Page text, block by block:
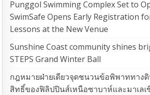
Punggol Swimming Complex Set to
SwimSafe Opens Early Registration
Lessons at the New Venue
Sunshine Coast community shines
STEPS Grand Winter Ball
กฎหมายฝ่ายเดียวจุดชนวนข้อพิพาททาง
สิทธิ์ของฟิลิปปินส์เหนือซาบาห์และมาเล